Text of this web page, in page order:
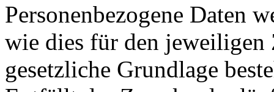
Personenbezogene Daten
wie dies für den
gesetzliche Grundlage